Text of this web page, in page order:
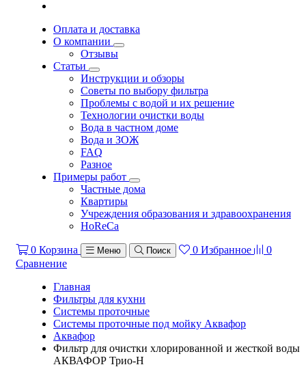
Оплата и доставка
О компании
Отзывы
Статьи
Инструкции и обзоры
Советы по выбору фильтра
Проблемы с водой и их решение
Технологии очистки воды
Вода в частном доме
Вода и ЗОЖ
FAQ
Разное
Примеры работ
Частные дома
Квартиры
Учреждения образования и здравоохранения
HoReCa
0 Корзина Меню Поиск 0 Избранное
0
Сравнение
Главная
Фильтры для кухни
Системы проточные
Системы проточные под мойку Аквафор
Аквафор
Фильтр для очистки хлорированной и жесткой воды
АКВАФОР Трио-Н